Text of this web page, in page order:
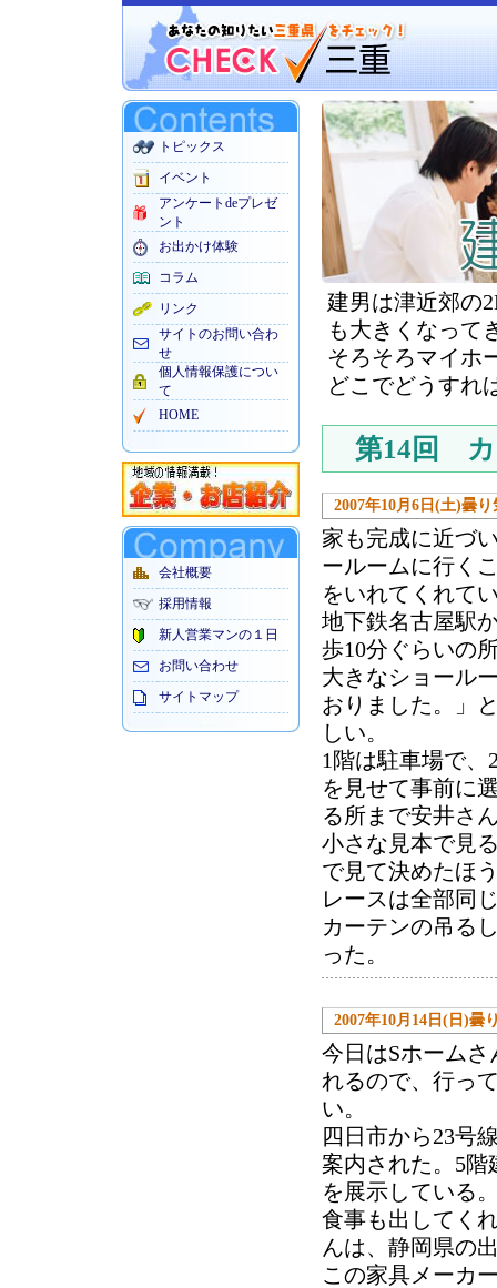
トピックス
イベント
アンケートdeプレゼ
ント
お出かけ体験
コラム
リンク
サイトのお問い合わ
せ
個人情報保護につい
て
HOME
会社概要
採用情報
新人営業マンの１日
お問い合わせ
サイトマップ
建男は津近郊の
も大きくなって
そろそろマイホ
どこでどうすれ
第14回 カ
2007年10月6日(土)曇
家も完成に近づ
ールームに行く
をいれてくれて
地下鉄名古屋駅
歩10分ぐらいの
大きなショール
おりました。」
しい。
1階は駐車場で
を見せて事前に
る所まで安井さ
小さな見本で見
で見て決めたほ
レースは全部同
カーテンの吊る
った。
2007年10月14日(日)曇
今日はSホーム
れるので、行っ
い。
四日市から23号
案内された。5階
を展示している
食事も出してく
んは、静岡県の
この家具メーカ